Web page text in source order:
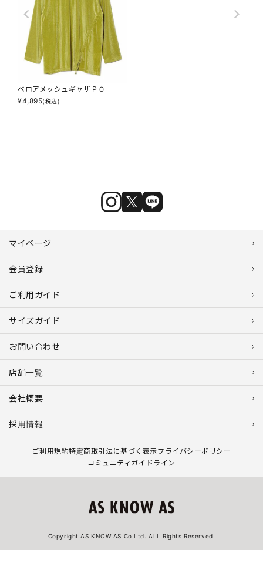
ベロアメッシュギャザＰＯ
¥4,895(税込)
マイページ
会員登録
ご利用ガイド
サイズガイド
お問い合わせ
店舗一覧
会社概要
採用情報
ご利用規約特定商取引法に基づく表示プライバシーポリシー
コミュニティガイドライン
Copyright AS KNOW AS Co.Ltd. ALL Rights Reserved.